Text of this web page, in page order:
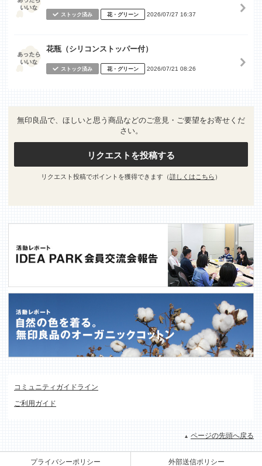
ストック済み 花・グリーン 2026/07/27 16:37
花瓶（シリコンストッパー付）
ストック済み 花・グリーン 2026/07/21 08:26
無印良品で、ほしいと思う商品などのご意見・ご要望をお寄せくだ
さい。
リクエストを投稿する
リクエスト投稿でポイントを獲得できます（詳しくはこちら ）
コミュニティガイドライン
ご利用ガイド
ページの先頭へ戻る
プライバシーポリシー 外部送信ポリシー